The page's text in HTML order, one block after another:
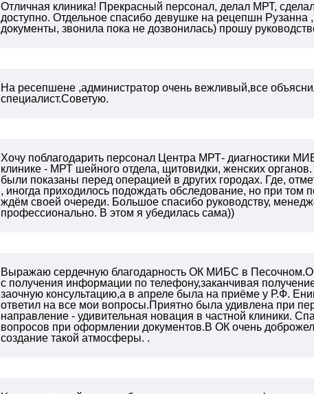
Отличная клиника! Прекрасный персонал, делал МРТ,
доступно. Отдельное спасибо девушке на рецепшн Рузанна
документы, звонила пока не дозвонилась) прошу
На ресепшене ,администратор очень вежливый,все
специалист.Советую.
Хочу поблагодарить персонал Центра МРТ- диагностики
клинике - МРТ шейного отдела, щитовидки, женских
были показаны перед операцией в других городах. Где,
, иногда приходилось подождать обследование, но при
ждём своей очереди. Большое спасибо руководству,
профессионально. В этом я убедилась сама))
Выражаю сердечную благодарность ОК МИБС в
с получения информации по телефону,заканчивая
заочную консультацию,а в апреле была на приёме у Р.Ф.
ответил на все мои вопросы.Приятно была удивлена при
направление - удивительная новация в частной клиники.
вопросов при оформлении документов.В ОК очень
создание такой атмосферы. .